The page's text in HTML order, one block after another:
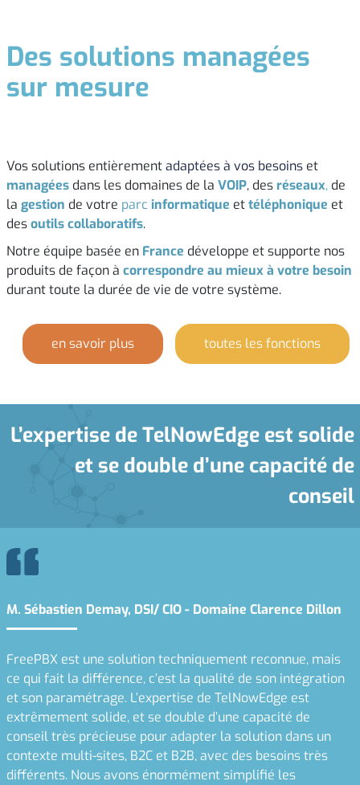
Des solutions managées
sur mesure
Vos solutions entièrementadaptées à vos besoinset
managéesdans les domaines de la VOIP, des réseaux,de
la gestion de votre parcinformatique ettéléphonique et
desoutils collaboratifs.
Notre équipe basée enFrance développe et supporte nos
produits de façon à correspondre au mieux à votre besoin
durant toute la durée de vie de votre système.
en savoir plus toutes les fonctions
L’expertise de TelNowEdge est solide
et se double d’une capacité de
conseil
M. Sébastien Demay, DSI/ CIO - Domaine Clarence Dillon
FreePBX est une solution techniquement reconnue, mais
ce qui fait la différence, c’est la qualité de son intégration
et son paramétrage. L’expertise de TelNowEdge est
extrêmement solide, et se double d’une capacité de
conseil très précieuse pour adapter la solution dans un
contexte multi-sites, B2C et B2B, avec des besoins très
différents. Nous avons énormément simplifié les